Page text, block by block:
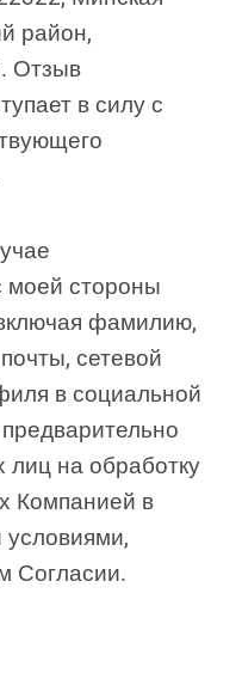
район,
Отзыв
в силу с
моей стороны
фамилию,
сетевой
в социальной
лиц на обработку
Компанией в
условиями,
Согласии.